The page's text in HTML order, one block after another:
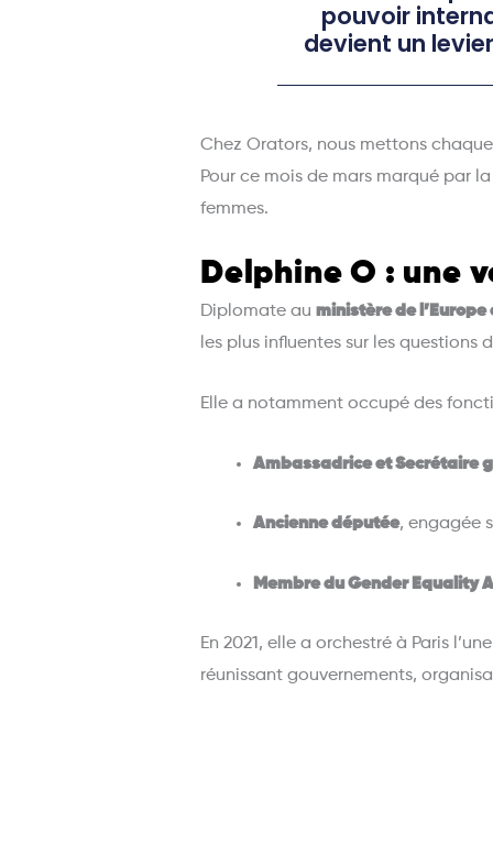
pouvoir
devient un
Chez Orators, nous mettons
Pour ce mois de mars marqué par
femmes.
Delphine O : une
Diplomate auministère de
les plus influentes sur les
Elle a notamment occupé des
Ambassadrice et Secrétaire
Ancienne députée, engagée
Membre du Gender Equality
En 2021, elle a orchestré à Paris
réunissant gouvernements,